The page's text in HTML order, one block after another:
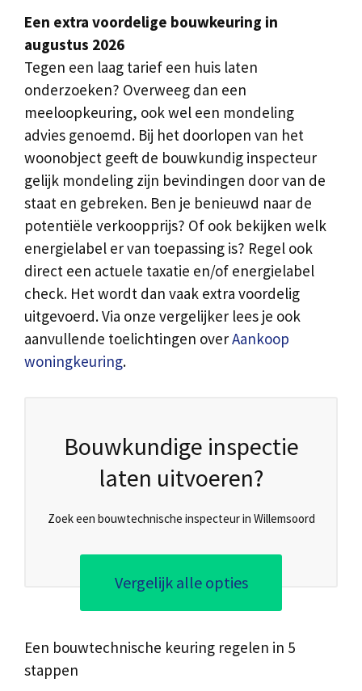
Een extra voordelige bouwkeuring in
augustus 2026
Tegen een laag tarief een huis laten
onderzoeken? Overweeg dan een
meeloopkeuring, ook wel een mondeling
advies genoemd. Bij het doorlopen van het
woonobject geeft de bouwkundig inspecteur
gelijk mondeling zijn bevindingen door van de
staat en gebreken. Ben je benieuwd naar de
potentiële verkoopprijs? Of ook bekijken welk
energielabel er van toepassing is? Regel ook
direct een actuele taxatie en/of energielabel
check. Het wordt dan vaak extra voordelig
uitgevoerd. Via onze vergelijker lees je ook
aanvullende toelichtingen overAankoop
woningkeuring.
Bouwkundige inspectie
laten uitvoeren?
Zoek een bouwtechnische inspecteur in Willemsoord
Vergelijk alle opties
Een bouwtechnische keuring regelen in 5
stappen